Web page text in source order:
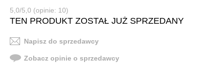
5,0/5,0 (opinie: 10)
TEN PRODUKT ZOSTAŁ JUŻ SPRZEDANY
Napisz do sprzedawcy
Zobacz opinie o sprzedawcy